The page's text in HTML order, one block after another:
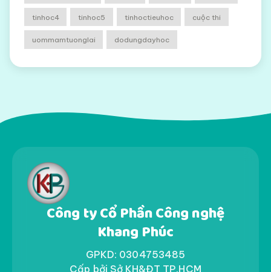
tinhoc4 tinhoc5 tinhoctieuhoc cuộc thi
uommamtuonglai dodungdayhoc
Công ty Cổ Phần Công nghệ
Khang Phúc
GPKD: 0304753485
Cấp bởi Sở KH&ĐT TP.HCM